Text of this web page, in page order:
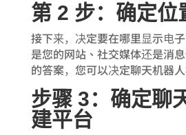
第 2 步：确定位
接下来，决定要在哪里显示电
是您的网站、社交媒体还是消
的答案，您可以决定聊天机器
步骤 3：确定聊
建平台